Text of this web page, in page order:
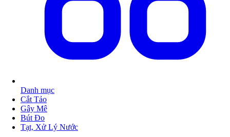
Danh mục
Cắt Tảo
Gây Mê
Bút Đo
Tạt, Xử Lý Nước